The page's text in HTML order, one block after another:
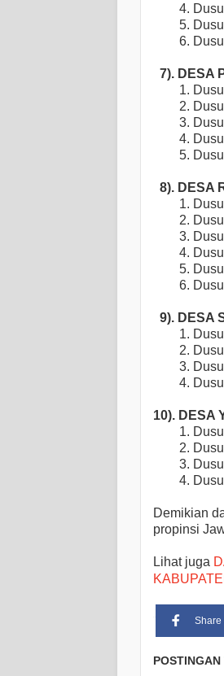
4.
5.
6.
7). DESA
1.
2.
3.
4.
5.
8). DESA
1.
2. Dusun
3.
4.
5.
6.
9). DESA
1.
2. Dusun
3.
4.
10). DESA
1.
2. Dusun
3.
4.
Demikian
propinsi
Lihat juga
Share